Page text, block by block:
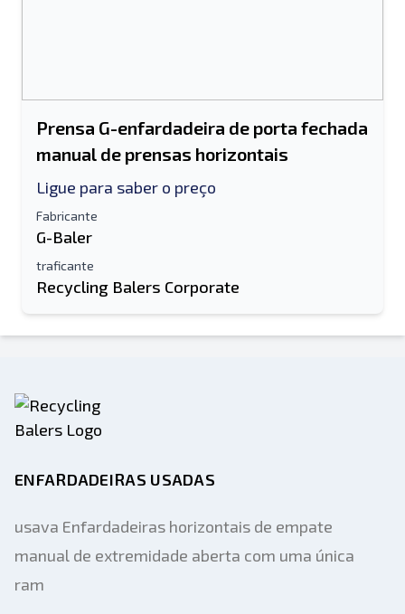
Prensa G-enfardadeira de porta fechada
manual de prensas horizontais
Ligue para saber o preço
Fabricante
G-Baler
traficante
Recycling Balers Corporate
ENFARDADEIRAS USADAS
usava Enfardadeiras horizontais de empate
manual de extremidade aberta com uma única
ram